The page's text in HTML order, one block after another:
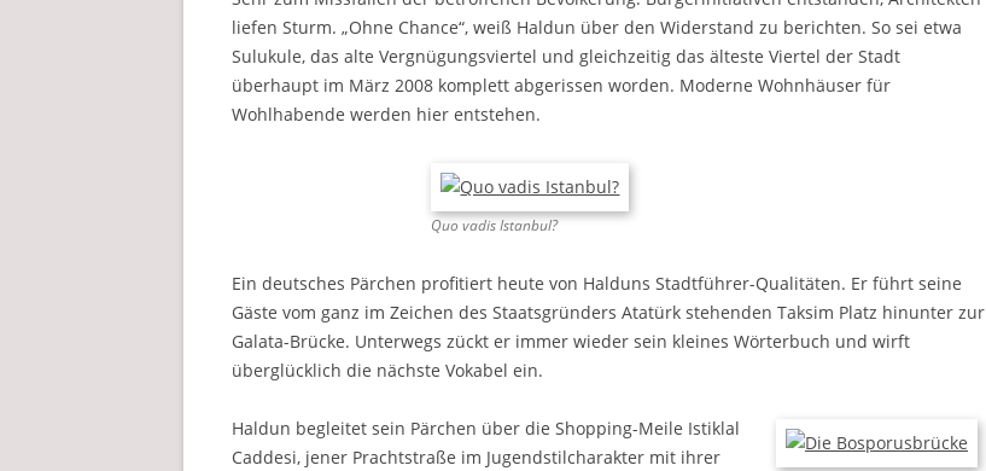
liefen Sturm. „Ohne Chance“, weiß Haldun über den Widerstand zu berichten. So sei etwa
Sulukule, das alte Vergnügungsviertel und gleichzeitig das älteste Viertel der Stadt
überhaupt im März 2008 komplett abgerissen worden. Moderne Wohnhäuser für
Wohlhabende werden hier entstehen.
Quo vadis Istanbul?
Ein deutsches Pärchen profitiert heute von Halduns Stadtführer-Qualitäten. Er führt seine
Gäste vom ganz im Zeichen des Staatsgründers Atatürk stehenden Taksim Platz hinunter zur
Galata-Brücke. Unterwegs zückt er immer wieder sein kleines Wörterbuch und wirft
überglücklich die nächste Vokabel ein.
Haldun begleitet sein Pärchen über die Shopping-Meile Istiklal
Caddesi, jener Prachtstraße im Jugendstilcharakter mit ihrer